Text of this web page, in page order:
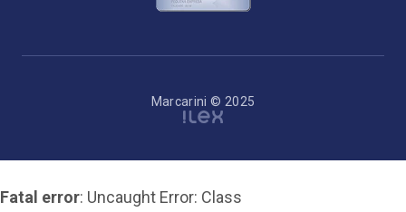
Marcarini © 2025
Fatal error: Uncaught Error: Class